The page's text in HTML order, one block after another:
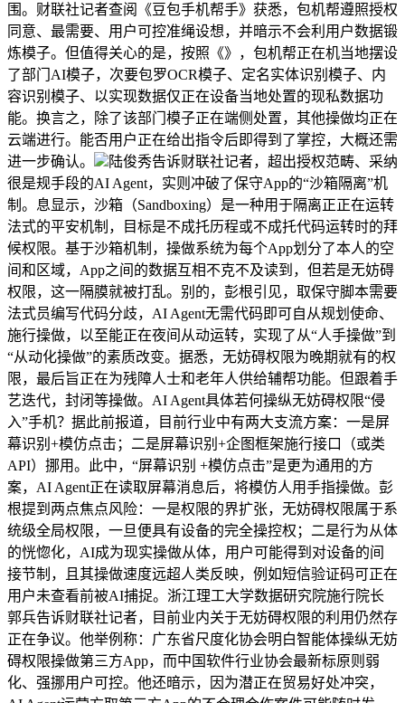
围。财联社记者查阅《豆包手机帮手》获悉，包机帮遵照授权
同意、最需要、用户可控准绳设想，并暗示不会利用户数据锻
炼模子。但值得关心的是，按照《》，包机帮正在机当地摆设
了部门AI模子，次要包罗OCR模子、定名实体识别模子、内
容识别模子、以实现数据仅正在设备当地处置的现私数据功
能。换言之，除了该部门模子正在端侧处置，其他操做均正在
云端进行。能否用户正在给出指令后即得到了掌控，大概还需
进一步确认。
陆俊秀告诉财联社记者，超出授权范畴、采纳
很是规手段的AI Agent，实则冲破了保守App的“沙箱隔离”机
制。息显示，沙箱（Sandboxing）是一种用于隔离正正在运转
法式的平安机制，目标是不成托历程或不成托代码运转时的拜
候权限。基于沙箱机制，操做系统为每个App划分了本人的空
间和区域，App之间的数据互相不克不及读到，但若是无妨碍
权限，这一隔膜就被打乱。别的，彭根引见，取保守脚本需要
法式员编写代码分歧，AI Agent无需代码即可自从规划使命、
施行操做，以至能正在夜间从动运转，实现了从“人手操做”到
“从动化操做”的素质改变。据悉，无妨碍权限为晚期就有的权
限，最后旨正在为残障人士和老年人供给辅帮功能。但跟着手
艺迭代，封闭等操做。AI Agent具体若何操纵无妨碍权限“侵
入”手机？据此前报道，目前行业中有两大支流方案：一是屏
幕识别+模仿点击；二是屏幕识别+企图框架施行接口（或类
API）挪用。此中，“屏幕识别 +模仿点击”是更为通用的方
案，AI Agent正在读取屏幕消息后，将模仿人用手指操做。彭
根提到两点焦点风险：一是权限的界扩张，无妨碍权限属于系
统级全局权限，一旦便具有设备的完全操控权；二是行为从体
的恍惚化，AI成为现实操做从体，用户可能得到对设备的间
接节制，且其操做速度远超人类反映，例如短信验证码可正在
用户未查看前被AI捕捉。浙江理工大学数据研究院施行院长
郭兵告诉财联社记者，目前业内关于无妨碍权限的利用仍然存
正在争议。他举例称：广东省尺度化协会明白智能体操纵无妨
碍权限操做第三方App，而中国软件行业协会最新标原则弱
化、强挪用户可控。他还暗示，因为潜正在贸易好处冲突，